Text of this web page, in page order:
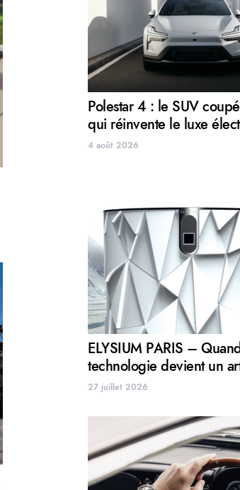
Polestar 4 : le SUV
qui réinvente le luxe
4 août 2026
ELYSIUM PARIS –
technologie devient un
27 juillet 2026